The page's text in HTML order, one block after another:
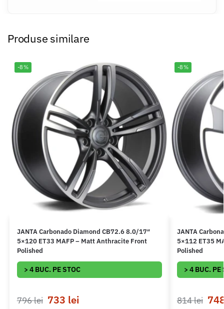
Produse similare
-8%
JANTA Carbonado Diamond CB72.6 8.0/17″
5×120 ET33 MAFP – Matt Anthracite Front
Polished
> 4 BUC. PE STOC
796lei 733 lei
-8%
JANTA
5×112 ET35
Polished
> 4 BUC. PE
814lei